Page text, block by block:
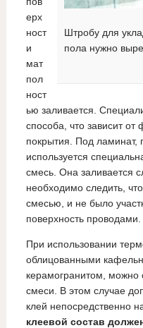
Штробу для
пола нужно
ерх
ност
и
мат
пол
ност
ью заливается.
способа, что зависит
покрытия. Под ламинат,
используется
смесь. Она заливается
необходимо следить,
смесью, и не было
поверхность проводами.
При использовании
облицованными
керамогранитом,
смеси. В этом случае
клей непосредственно
клеевой состав